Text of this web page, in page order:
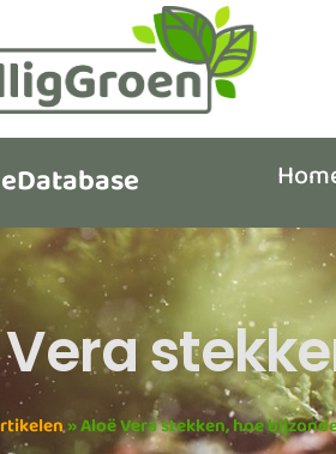
»Aloë Vera stekken, hoe